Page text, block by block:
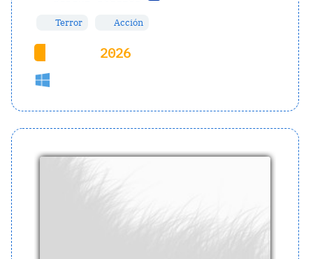
Terror Acción
2026